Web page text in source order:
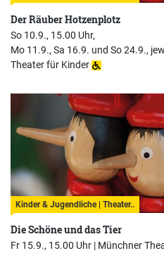
Der Räuber Hotzenplotz
So 10.9., 15.00 Uhr,
Mo 11.9., Sa 16.9. und So 24.9.,
Theater für Kinder
Kinder & Jugendliche | Theater..
Die Schöne und das Tier
Fr 15.9., 15.00 Uhr | Münchner